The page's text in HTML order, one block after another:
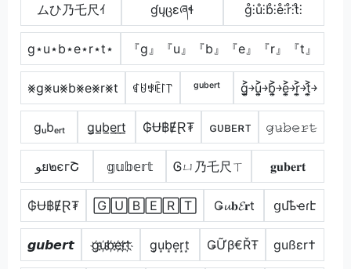
ムひ乃乇尺ｲ ɠųცɛཞɬ g̊⫶ů⫶b̊⫶e̊⫶r̊⫶t̊⫶
g⋆u⋆b⋆e⋆r⋆t⋆ 『g』『u』『b』『e』『r』『t』
⨳g⨳u⨳b⨳e⨳r⨳t ꁍꐇꃃꍟ꒓꓅ ᵍᵘᵇᵉʳᵗ g͎͍͐￫u͎͍͐￫b͎͍͐￫e͎͍͐￫r͎͍͐￫t͎͍͐￫
gᵤbₑᵣₜ g̲u̲b̲e̲r̲t̲ ₲Ʉ฿ɆⱤ₮ ɢᴜʙᴇʀᴛ 𝚐̷𝚞̷𝚋̷𝚎̷𝚛̷𝚝̷
ﻮย๒єгՇ 𝕘𝕦𝕓𝕖𝕣𝕥 Ꮆㄩ乃乇尺ㄒ 𝐠𝐮𝐛𝐞𝐫𝐭
₲Ʉ฿ɆⱤ₮ 🄶🅄🄱🄴🅁🅃 Ǥ𝓾𝐛𝓔𝐫t ցմҍҽɾէ
𝙜𝙪𝙗𝙚𝙧𝙩 g҉u҉b҉e҉r҉t҉ g͙u͙b͙e͙r͙t͙ ǤỮβ€ŘŦ gußεr†